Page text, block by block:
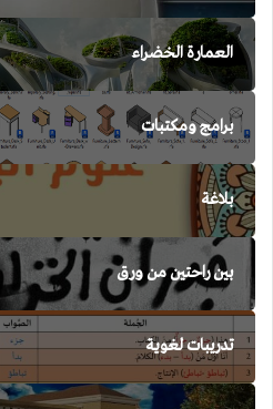
العمارة الخضراء
برامج ومكتبات
بلاغة
بين راحتين من ورق
تدريبات لغوية